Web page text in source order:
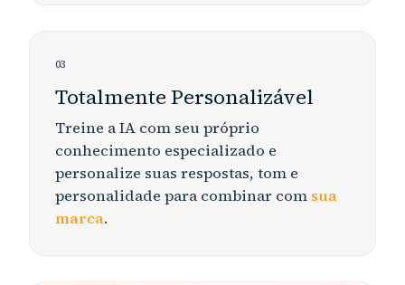
03
Totalmente Personalizável
Treine a IA com seu próprio
conhecimento especializado e
personalize suas respostas, tom e
personalidade para combinar com sua
marca.